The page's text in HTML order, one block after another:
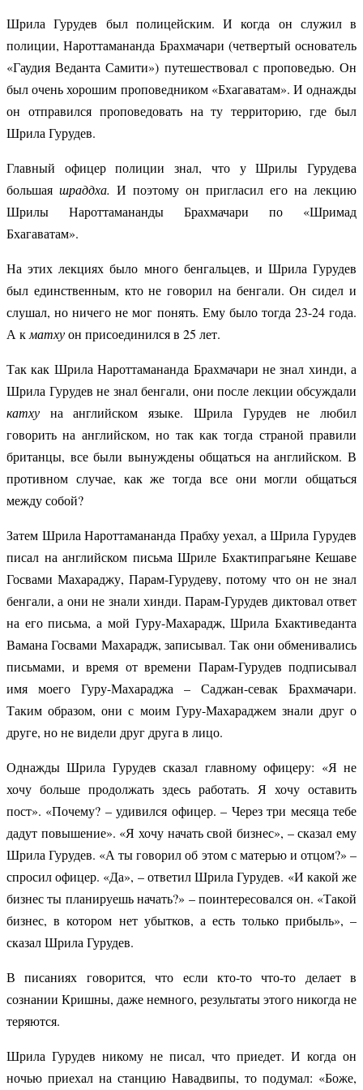
Шрила Гурудев был полицейским. И когда он служил в
полиции, Нароттамананда Брахмачари (четвертый основатель
«Гаудия Веданта Самити») путешествовал с проповедью. Он
был очень хорошим проповедником «Бхагаватам». И однажды
он отправился проповедовать на ту территорию, где был
Шрила Гурудев.
Главный офицер полиции знал, что у Шрилы Гурудева
большая шраддха. И поэтому он пригласил его на лекцию
Шрилы Нароттамананды Брахмачари по «Шримад
Бхагаватам».
На этих лекциях было много бенгальцев, и Шрила Гурудев
был единственным, кто не говорил на бенгали. Он сидел и
слушал, но ничего не мог понять. Ему было тогда 23-24 года.
А к матхуон присоединился в 25 лет.
Так как Шрила Нароттамананда Брахмачари не знал хинди, а
Шрила Гурудев не знал бенгали, они после лекции обсуждали
катху на английском языке. Шрила Гурудев не любил
говорить на английском, но так как тогда страной правили
британцы, все были вынуждены общаться на английском. В
противном случае, как же тогда все они могли общаться
между собой?
Затем Шрила Нароттамананда Прабху уехал, а Шрила Гурудев
писал на английском письма Шриле Бхактипрагьяне Кешаве
Госвами Махараджу, Парам-Гурудеву, потому что он не знал
бенгали, а они не знали хинди. Парам-Гурудев диктовал ответ
на его письма, а мой Гуру-Махарадж, Шрила Бхактиведанта
Вамана Госвами Махарадж, записывал. Так они обменивались
письмами, и время от времени Парам-Гурудев подписывал
имя моего Гуру-Махараджа – Саджан-севак Брахмачари.
Таким образом, они с моим Гуру-Махараджем знали друг о
друге, но не видели друг друга в лицо.
Однажды Шрила Гурудев сказал главному офицеру: «Я не
хочу больше продолжать здесь работать. Я хочу оставить
пост». «Почему? – удивился офицер. – Через три месяца тебе
дадут повышение». «Я хочу начать свой бизнес», – сказал ему
Шрила Гурудев. «А ты говорил об этом с матерью и отцом?» –
спросил офицер. «Да», – ответил Шрила Гурудев. «И какой же
бизнес ты планируешь начать?» – поинтересовался он. «Такой
бизнес, в котором нет убытков, а есть только прибыль», –
сказал Шрила Гурудев.
В писаниях говорится, что если кто-то что-то делает в
сознании Кришны, даже немного, результаты этого никогда не
теряются.
Шрила Гурудев никому не писал, что приедет. И когда он
ночью приехал на станцию Навадвипы, то подумал: «Боже,